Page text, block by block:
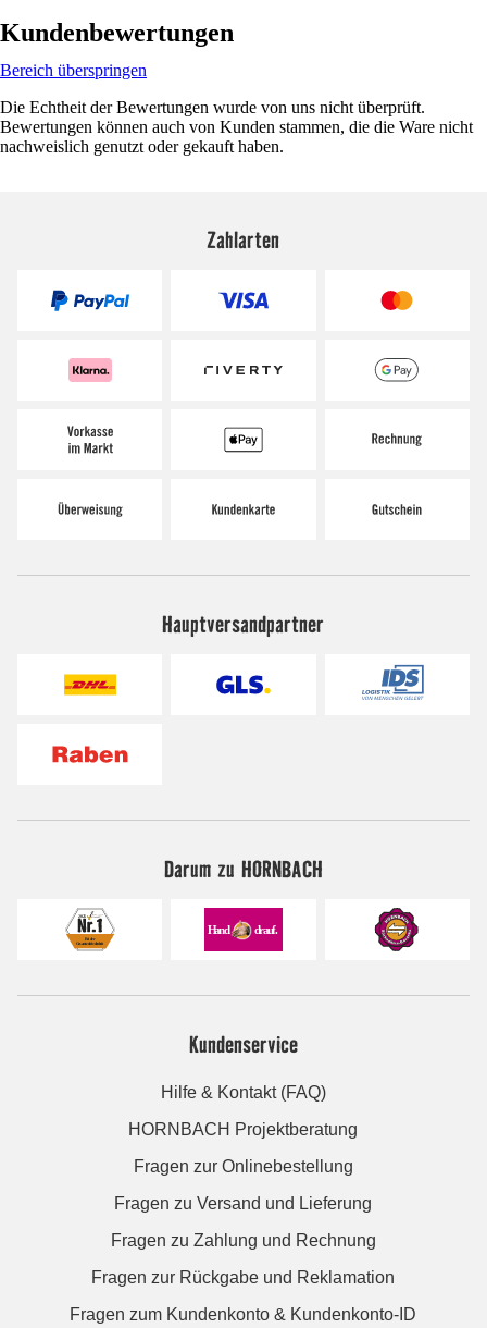
Kundenbewertungen
Bereich überspringen
Die Echtheit der Bewertungen wurde von uns nicht überprüft.
Bewertungen können auch von Kunden stammen, die die Ware nicht
nachweislich genutzt oder gekauft haben.
Zahlarten
Hauptversandpartner
Darum zu HORNBACH
Kundenservice
Hilfe & Kontakt (FAQ)
HORNBACH Projektberatung
Fragen zur Onlinebestellung
Fragen zu Versand und Lieferung
Fragen zu Zahlung und Rechnung
Fragen zur Rückgabe und Reklamation
Fragen zum Kundenkonto & Kundenkonto-ID